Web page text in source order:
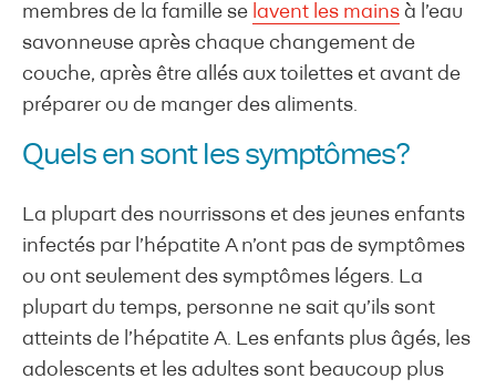
membres de la famille se lavent les mains à l’eau
savonneuse après chaque changement de
couche, après être allés aux toilettes et avant de
préparer ou de manger des aliments.
Quels en sont les symptômes?
La plupart des nourrissons et des jeunes enfants
infectés par l’hépatite A n’ont pas de symptômes
ou ont seulement des symptômes légers. La
plupart du temps, personne ne sait qu’ils sont
atteints de l’hépatite A. Les enfants plus âgés, les
adolescents et les adultes sont beaucoup plus